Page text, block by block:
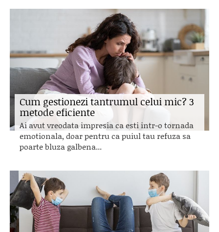
Cum gestionezi tantrumul celui mic? 3
metode eficiente
Ai avut vreodata impresia ca esti intr-o tornada
emotionala, doar pentru ca puiul tau refuza sa
poarte bluza galbena...